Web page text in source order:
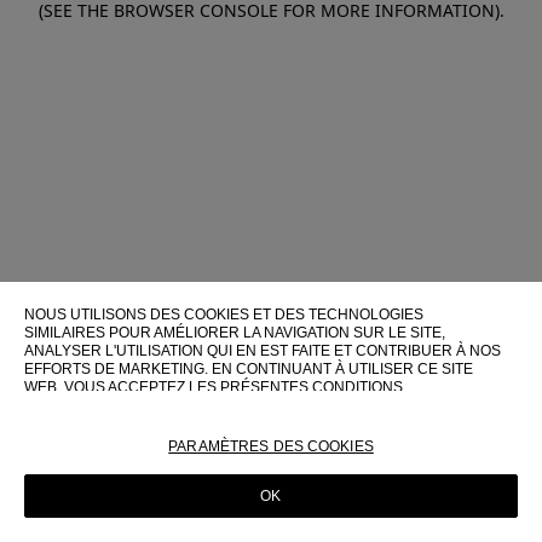
(SEE THE BROWSER CONSOLE FOR MORE INFORMATION).
NOUS UTILISONS DES COOKIES ET DES TECHNOLOGIES
SIMILAIRES POUR AMÉLIORER LA NAVIGATION SUR LE SITE,
ANALYSER L'UTILISATION QUI EN EST FAITE ET CONTRIBUER À NOS
EFFORTS DE MARKETING. EN CONTINUANT À UTILISER CE SITE
WEB, VOUS ACCEPTEZ LES PRÉSENTES CONDITIONS
POUR PLUS D'INFORMATIONS SUR CES TECHNOLOGIES ET LEUR
POLITIQUE EN MATIÈRE DE COOKIES
PARAMÈTRES DES COOKIES
OK